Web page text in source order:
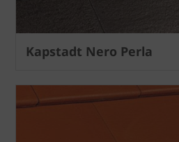
Kapstadt Nero Perla